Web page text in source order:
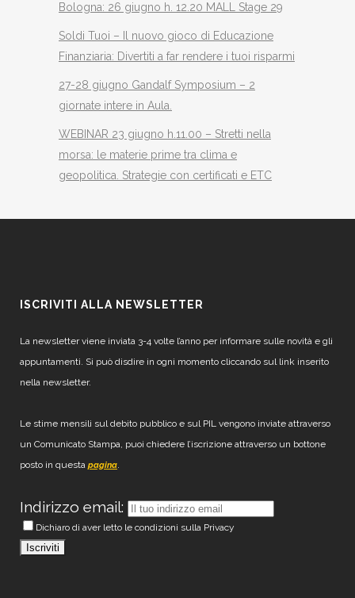
Bologna: 26 giugno h. 12.20 MALL Stage 29
Soldi Tuoi – Il nuovo gioco di Educazione
Finanziaria: Divertiti a far rendere i tuoi risparmi
27-28 giugno Gandalf Symposium – 2
giornate intere in Aula.
WEBINAR 23 giugno h.11.00 – Stretti nella
morsa: le materie prime tra clima e
geopolitica. Strategie con certificati e ETC
ISCRIVITI ALLA NEWSLETTER
La newsletter viene inviata 3-4 volte l’anno per informare sulle novità e gli
appuntamenti. Si può disdire in ogni momento cliccando sul link inserito
nella newsletter.
Le stime mensili sul debito pubblico e sul PIL vengono inviate attraverso
un Comunicato Stampa, puoi chiedere l’iscrizione attraverso un bottone
posto in questa pagina.
Indirizzo email:
Dichiaro di aver letto le condizioni sulla Privacy